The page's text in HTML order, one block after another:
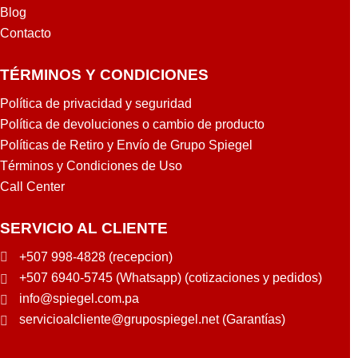
Blog
Contacto
TÉRMINOS Y CONDICIONES
Política de privacidad y seguridad
Política de devoluciones o cambio de producto
Políticas de Retiro y Envío de Grupo Spiegel
Términos y Condiciones de Uso
Call Center
SERVICIO AL CLIENTE
+507 998-4828 (recepcion)
+507 6940-5745 (Whatsapp) (cotizaciones y pedidos)
info@spiegel.com.pa
servicioalcliente@grupospiegel.net (Garantías)